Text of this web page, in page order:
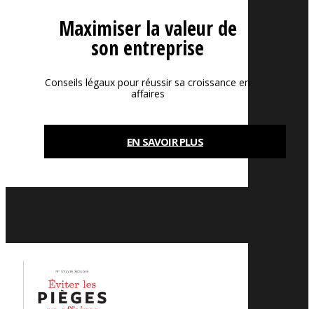
Maximiser la valeur de
son entreprise
Conseils légaux pour réussir sa croissance en
affaires
EN SAVOIR PLUS